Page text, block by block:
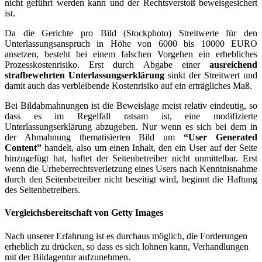
nicht geführt werden kann und der Rechtsverstoß beweisgesichert
ist.
Da die Gerichte pro Bild (Stockphoto) Streitwerte für den
Unterlassungsanspruch in Höhe von 6000 bis 10000 EURO
ansetzen, besteht bei einem falschen Vorgehen ein erhebliches
Prozesskostenrisiko. Erst durch Abgabe einer ausreichend
strafbewehrten Unterlassungserklärung sinkt der Streitwert und
damit auch das verbleibende Kostenrisiko auf ein erträgliches Maß.
Bei Bildabmahnungen ist die Beweislage meist relativ eindeutig, so
dass es im Regelfall ratsam ist, eine modifizierte
Unterlassungserklärung abzugeben. Nur wenn es sich bei dem in
der Abmahnung thematisierten Bild um“User Generated
Content” handelt, also um einen Inhalt, den ein User auf der Seite
hinzugefügt hat, haftet der Seitenbetreiber nicht unmittelbar. Erst
wenn die Urheberrechtsverletzung eines Users nach Kenntnisnahme
durch den Seitenbetreiber nicht beseitigt wird, beginnt die Haftung
des Seitenbetreibers.
Vergleichsbereitschaft von Getty Images
Nach unserer Erfahrung ist es durchaus möglich, die Forderungen
erheblich zu drücken, so dass es sich lohnen kann, Verhandlungen
mit der Bildagentur aufzunehmen.